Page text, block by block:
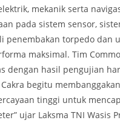
mekanik serta
pada sistem sensor,
penembakan torpedo dan
maksimal. Tim
dengan hasil pengujian
begitu
tinggi untuk
ujar Laksma TNI Wasis